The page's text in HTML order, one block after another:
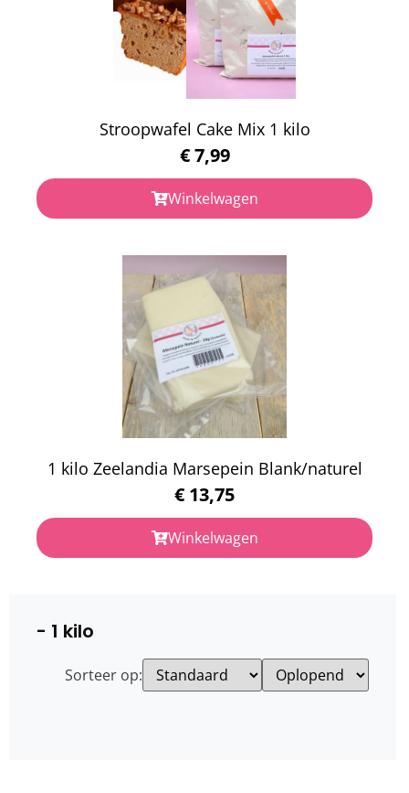
Stroopwafel Cake Mix 1 kilo
€7,99
Winkelwagen
1 kilo Zeelandia Marsepein Blank/naturel
€ 13,75
Winkelwagen
- 1 kilo
Sorteer op: